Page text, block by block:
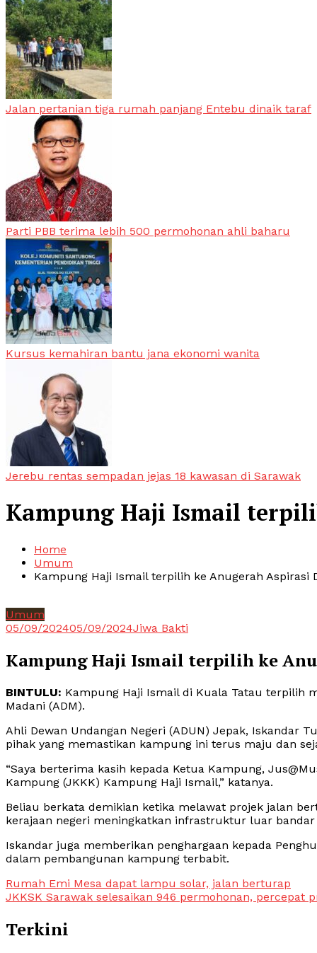
Jalan pertanian tiga rumah panjang Entebu dinaik taraf
Parti PBB terima lebih 500 permohonan ahli baharu
Kursus kemahiran bantu jana ekonomi wanita
Jerebu rentas sempadan jejas 18 kawasan di Sarawak
Kampung Haji Ismail
Home
Umum
Kampung Haji Ismail terpilih ke Anugerah Aspirasi
Umum
05/09/202405/09/2024Jiwa Bakti
Kampung Haji Ismail terpilih ke
BINTULU: Kampung Haji Ismail di Kuala Tatau terpilih
Madani (ADM).
Ahli Dewan Undangan Negeri (ADUN) Jepak, Iskandar
pihak yang memastikan kampung ini terus maju dan
“Saya berterima kasih kepada Ketua Kampung,
Kampung (JKKK) Kampung Haji Ismail,” katanya.
Beliau berkata demikian ketika melawat projek jalan
kerajaan negeri meningkatkan infrastruktur luar bandar
Iskandar juga memberikan penghargaan kepada
dalam pembangunan kampung terbabit.
Post
navigation
Rumah Emi Mesa dapat lampu solar, jalan berturap
JKKSK Sarawak selesaikan 946 permohonan, percepat
Terkini